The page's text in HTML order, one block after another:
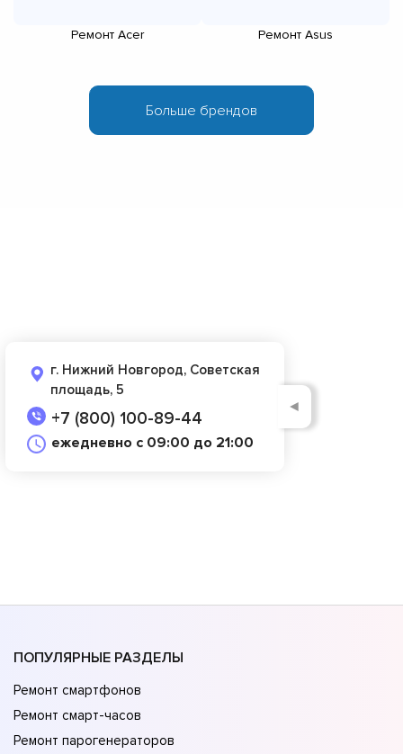
Ремонт Acer Ремонт Asus
г. Нижний Новгород, Советская
площадь, 5
+7 (800) 100-89-44
ежедневно с 09:00 до 21:00
◄
ПОПУЛЯРНЫЕ РАЗДЕЛЫ
Ремонт смартфонов
Ремонт смарт-часов
Ремонт парогенераторов